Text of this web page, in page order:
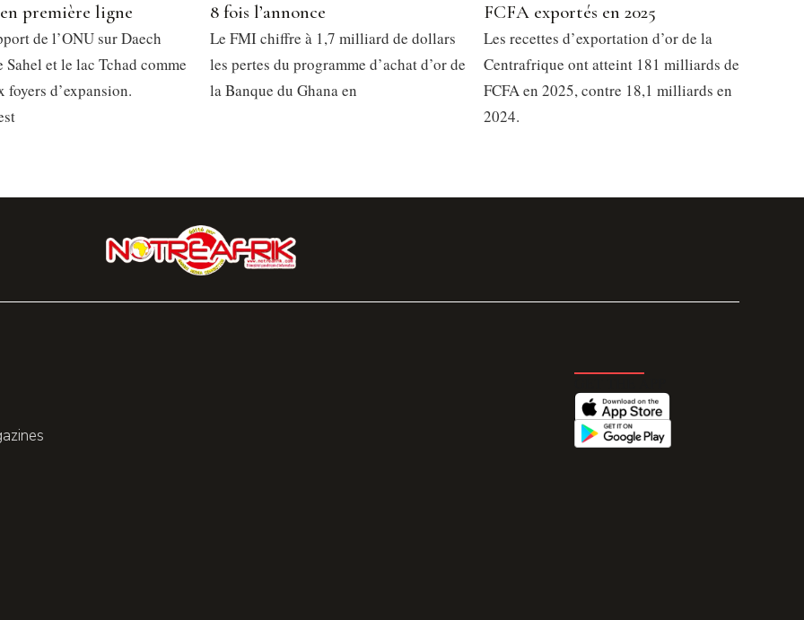
première ligne
de l’ONU sur Daech
et le lac Tchad comme
d’expansion.
8 fois l’annonce
Le FMI chiffre à 1,7 milliard de dollars
les pertes du programme d’achat d’or de
la Banque du Ghana en
FCFA exportés en 2025
Les recettes d’exportation d’or de la
Centrafrique ont atteint 181 milliards de
FCFA en 2025, contre 18,1 milliards en
2024.